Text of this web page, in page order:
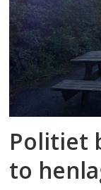
Politiet
to